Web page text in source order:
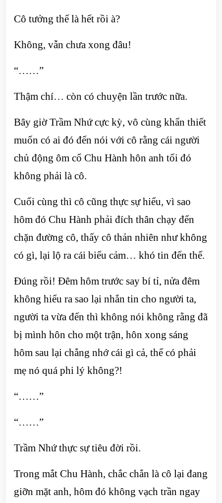
Cô tưởng thế là hết rồi à?
Không, vẫn chưa xong đâu!
“……”
Thậm chí… còn có chuyện lần trước nữa.
Bây giờ Trầm Nhứ cực kỳ, vô cùng khẩn thiết
muốn có ai đó đến nói với cô rằng cái người
chủ động ôm cổ Chu Hành hôn anh tối đó
không phải là cô.
Cuối cùng thì cô cũng thực sự hiểu, vì sao
hôm đó Chu Hành phải đích thân chạy đến
chặn đường cô, thấy cô thản nhiên như không
có gì, lại lộ ra cái biểu cảm… khó tin đến thế.
Đúng rồi! Đêm hôm trước say bí tỉ, nửa đêm
không hiểu ra sao lại nhắn tin cho người ta,
người ta vừa đến thì không nói không rằng đã
bị mình hôn cho một trận, hôn xong sáng
hôm sau lại chẳng nhớ cái gì cả, thế có phải
mẹ nó quá phi lý không?!
“……”
“……”
Trầm Nhứ thực sự tiêu đời rồi.
Trong mắt Chu Hành, chắc chắn là cô lại đang
giỡn mặt anh, hôm đó không vạch trần ngay